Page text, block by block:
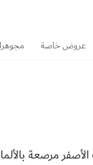
عروض خاصة
مرصعة